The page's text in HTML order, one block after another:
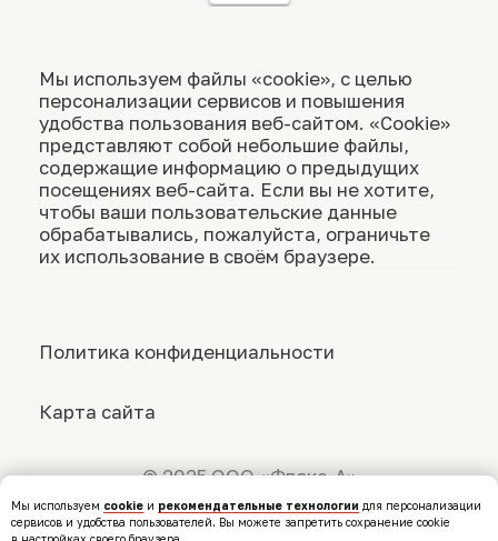
Мы используем cookie и рекомендательные технологии для персонализации
сервисов и удобства пользователей. Вы можете запретить сохранение cookie